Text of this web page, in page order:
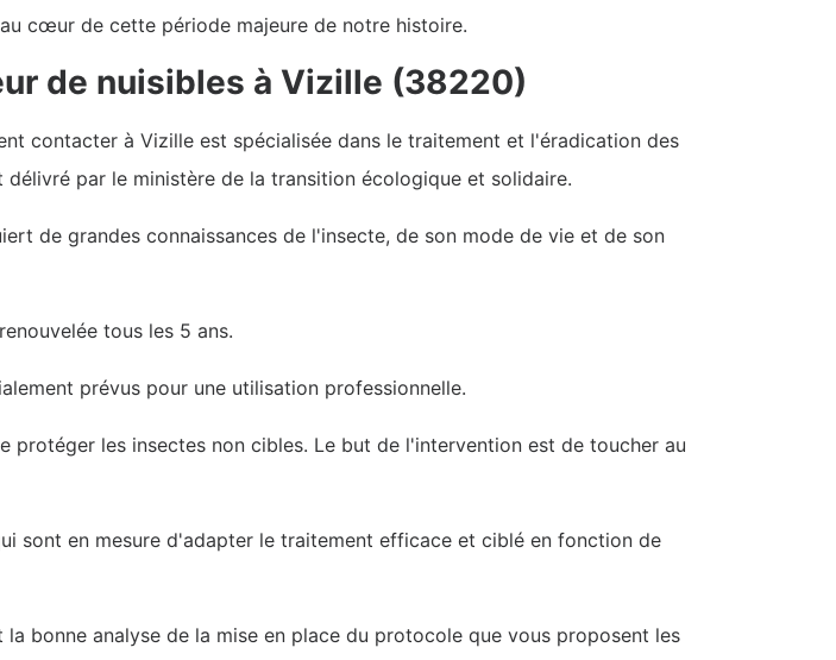
cœur de cette période majeure de notre histoire.
de nuisibles à Vizille (38220)
contacter à Vizille est spécialisée dans le traitement et l'éradication des
par le ministère de la transition écologique et solidaire.
de grandes connaissances de l'insecte, de son mode de vie et de son
tous les 5 ans.
prévus pour une utilisation professionnelle.
les insectes non cibles. Le but de l'intervention est de toucher au
sont en mesure d'adapter le traitement efficace et ciblé en fonction de
bonne analyse de la mise en place du protocole que vous proposent les